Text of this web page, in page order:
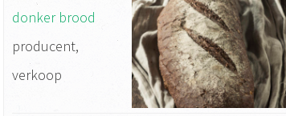
donker brood
producent,
verkoop